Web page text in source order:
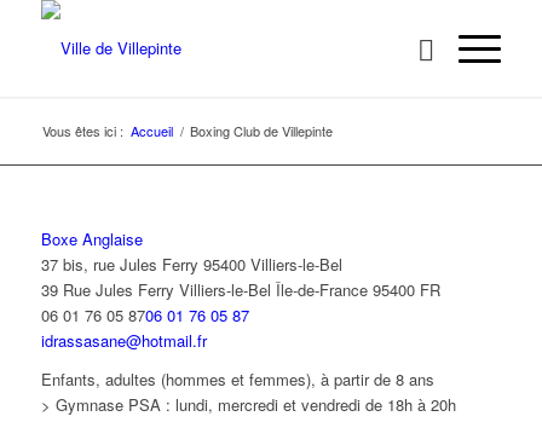
Vous êtes ici : Accueil / Boxing Club de Villepinte
Boxe Anglaise
37 bis, rue Jules Ferry 95400 Villiers-le-Bel
39 Rue Jules Ferry Villiers-le-Bel Île-de-France 95400 FR
06 01 76 05 8706 01 76 05 87
idrassasane@hotmail.fr
Enfants, adultes (hommes et femmes), à partir de 8 ans
> Gymnase PSA : lundi, mercredi et vendredi de 18h à 20h